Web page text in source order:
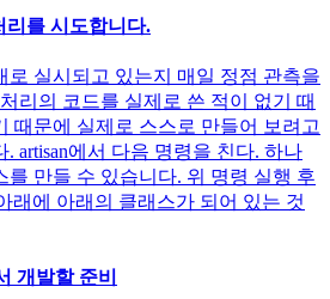
리를 시도합니다.
로 실시되고 있는지 매일 정점 관측을
리의 코드를 실제로 쓴 적이 없기 때
때문에 실제로 스스로 만들어 보려고
artisan에서 다음 명령을 친다. 하나
를 만들 수 있습니다. 위 명령 실행 후
래에 아래의 클래스가 되어 있는 것
개발할 준비